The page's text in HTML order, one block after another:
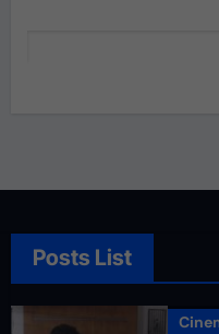
Posts List